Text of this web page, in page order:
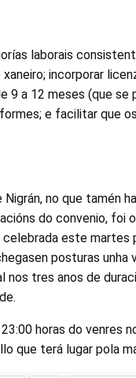
laborais
incorporar
9 a 12 meses (que se
e facilitar que
no que tamén
do convenio, foi
este martes
posturas unha
nos tres anos de
horas do venres
que terá lugar pola